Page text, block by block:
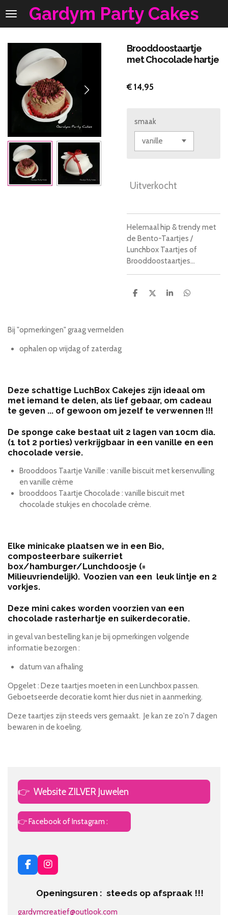
Ga
de
hoofdinhoud
Gardym Party Cakes
Brooddoostaartje
met Chocolade hartje
€ 14,95
smaak
Uitverkocht
Helemaal hip & trendy met
de Bento-Taartjes /
Lunchbox Taartjes of
Brooddoostaartjes...
D
D
S
D
Bij "opmerkingen" graag vermelden
ophalen op vrijdag of zaterdag
Deze schattige LuchBox Cakejes zijn ideaal om
met iemand te delen, als lief gebaar, om cadeau
te geven ... of gewoon om jezelf te verwennen !!!
De sponge cake bestaat uit 2 lagen van 10cm dia.
(1 tot 2 porties) verkrijgbaar in een vanille en een
chocolade versie.
Brooddoos Taartje Vanille : vanille biscuit met kersenvulling
en vanille crème
brooddoos Taartje Chocolade : vanille biscuit met
chocolade stukjes en chocolade crème.
Elke minicake plaatsen we in een Bio,
composteerbare suikerriet
box/hamburger/Lunchdoosje (=
Milieuvriendelijk). Voozien van een leuk lintje en 2
vorkjes.
Deze mini cakes worden voorzien van een
chocolade rasterhartje en suikerdecoratie.
in geval van bestelling kan je bij opmerkingen volgende
informatie bezorgen :
datum van afhaling
Opgelet : Deze taartjes moeten in een Lunchbox passen.
Geboetseerde decoratie komt hier dus niet in aanmerking.
Deze taartjes zijn steeds vers gemaakt. Je kan ze zo'n 7 dagen
bewaren in de koeling.
👉 Website ZILVER Juwelen
👉 Facebook of Instagram :
F
a
I
n
t
Openingsuren : steeds op afspraak !!!
gardymcreatief@outlook.com